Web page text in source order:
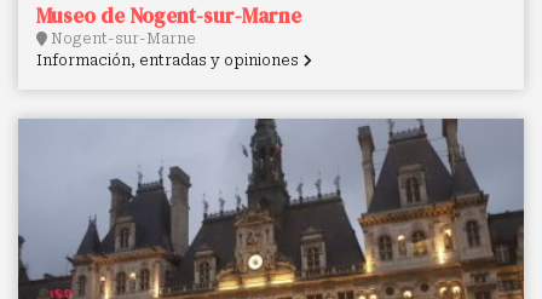
Museo de Nogent-sur-Marne
Nogent-sur-Marne
Información, entradas y opiniones